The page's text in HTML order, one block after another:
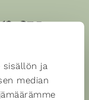
sisällön ja
median